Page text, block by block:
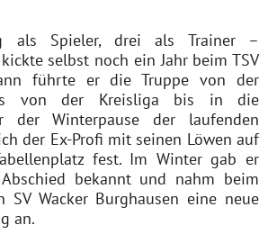
als Spieler, drei als Trainer –
selbst noch ein Jahr beim TSV
führte er die Truppe von der
von der Kreisliga bis in die
der Winterpause der laufenden
der Ex-Profi mit seinen Löwen auf
fest. Im Winter gab er
bekannt und nahm beim
SV Wacker Burghausen eine neue
an.